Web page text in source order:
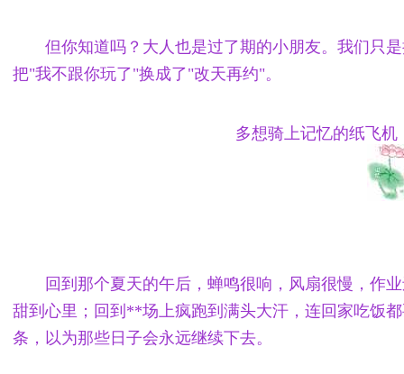
但你知道吗？大人也是过了期的小朋友。我们只
把"我不跟你玩了"换成了"改天再约"。
多想骑上记忆的纸飞
回到那个夏天的午后，蝉鸣很响，风扇很慢，作
甜到心里；回到**场上疯跑到满头大汗，连回家吃饭
条，以为那些日子会永远继续下去。